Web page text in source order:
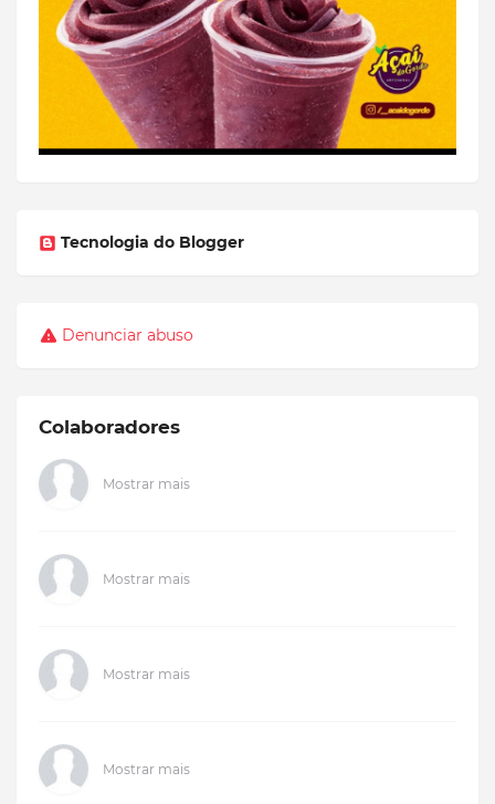
Tecnologia do Blogger
Denunciar abuso
Colaboradores
Mostrar mais
Mostrar mais
Mostrar mais
Mostrar mais